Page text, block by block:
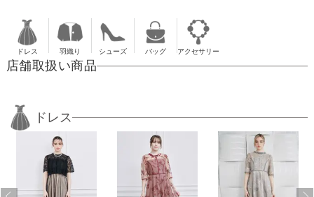
ドレス 羽織り シューズ バッグ アクセサリー
店舗取扱い商品
ドレス